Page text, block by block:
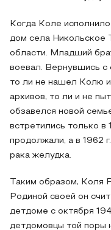
Когда Коле
дом села Никольское
области. Младший
воевал. Вернувшись с
то ли не нашел Колю
архивов, то ли и не
обзавелся новой
встретились только
продолжали, а в 1962
рака желудка.
Таким образом, Коля
Родиной своей он
детдоме с октября
детдомовцы той поры